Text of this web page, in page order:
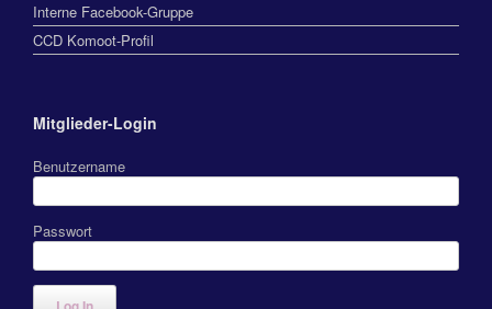
Interne Facebook-Gruppe
CCD Komoot-Profil
Mitglieder-Login
Benutzername
Passwort